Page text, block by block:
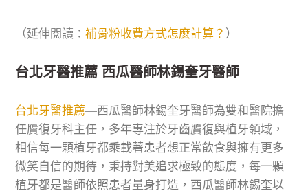
（延伸閱讀：補骨粉收費方式怎麼計算？ ）
台北牙醫推薦 西瓜醫師林錫奎牙醫師
台北牙醫推薦—西瓜醫師林錫奎牙醫師為雙和醫院擔
任贗復牙科主任，多年專注於牙齒贗復與植牙領域，
相信每一顆植牙都乘載著患者想正常飲食與擁有更多
微笑自信的期待，秉持對美追求極致的態度，每一顆
植牙都是醫師依照患者量身打造，西瓜醫師林錫奎以